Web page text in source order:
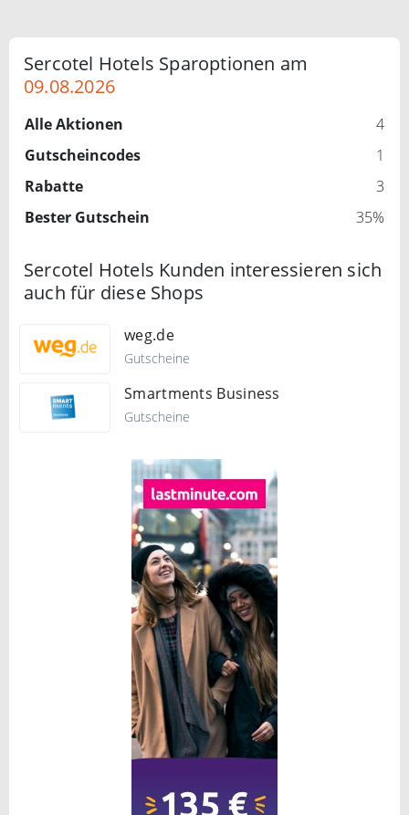
Sercotel Hotels Sparoptionen am
09.08.2026
Alle Aktionen
4
Gutscheincodes
1
Rabatte
3
Bester Gutschein
35%
Sercotel Hotels Kunden interessieren sich
auch für diese Shops
weg.de
Gutscheine
Smartments Business
Gutscheine